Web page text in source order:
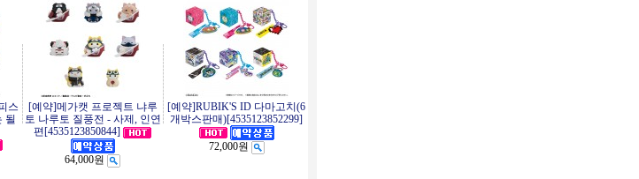
스
될
[예약]메가캣 프로젝트 냐루
토 나루토 질풍전 - 사제, 인연
편[4535123850844]
64,000원
[예약]RUBIK'S ID 다마고치(6
개박스판매)[4535123852299]
72,000원